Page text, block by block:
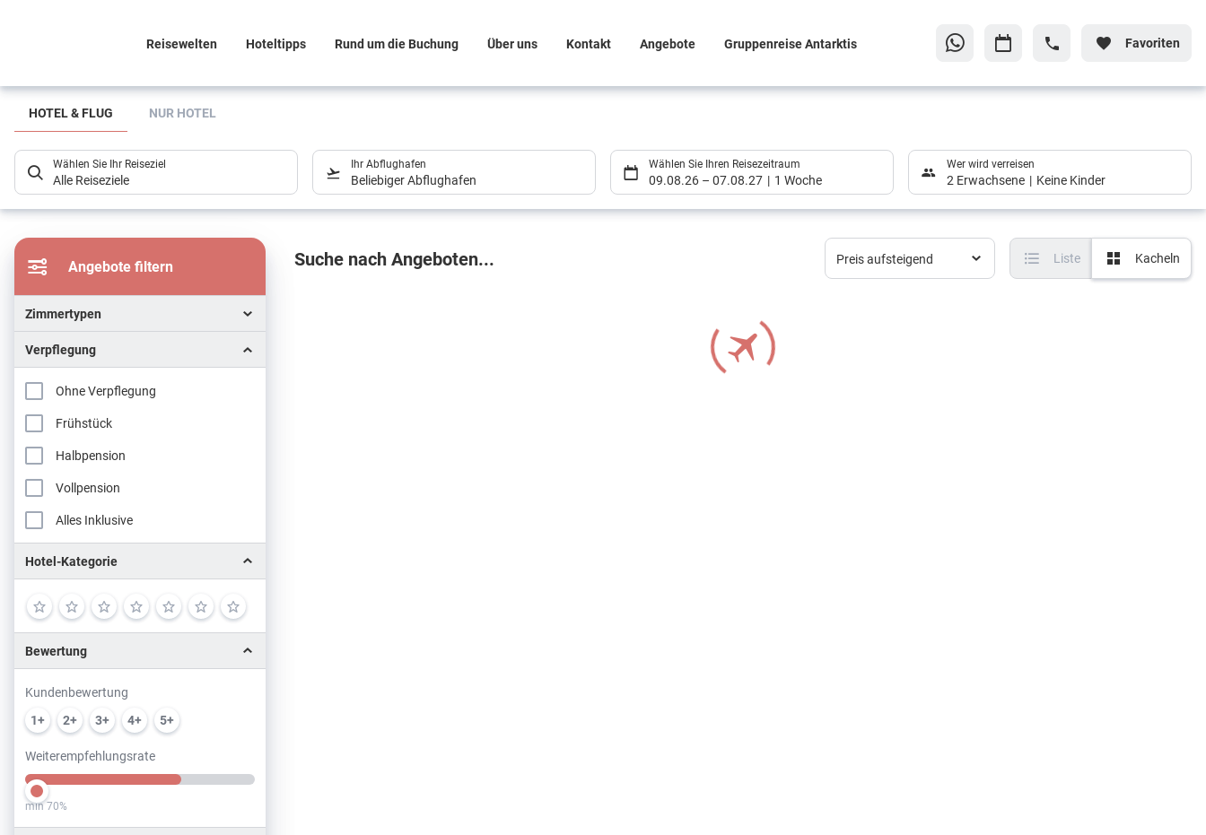
Reisewelten Hoteltipps Rund um die Buchung Über uns Kontakt Angebote Gruppenreise Antarktis Favoriten
Suchlistenseite
HOTEL & FLUG NUR HOTEL
Wählen Sie Ihr Reiseziel
Alle Reiseziele
Ihr Abflughafen
Beliebiger Abflughafen
Wählen Sie Ihren Reisezeitraum
09.08.26 – 07.08.27 1 Woche
Wer wird verreisen
2 Erwachsene Keine Kinder
Angebote filtern
Zimmertypen
Verpflegung
Ohne Verpflegung
Frühstück
Halbpension
Vollpension
Alles Inklusive
Hotel-Kategorie
Bewertung
Kundenbewertung
1+
2+ 3+ 4+ 5+
Weiterempfehlungsrate
Slider
min 70%
Suchergebnisse
Suche nach Angeboten... Preis aufsteigend Liste Kacheln